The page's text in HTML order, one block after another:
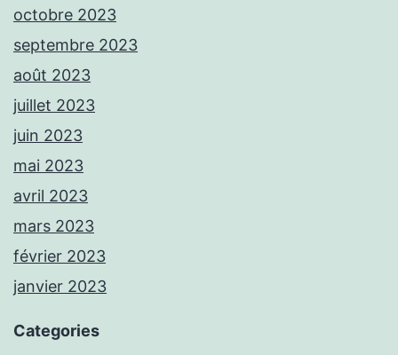
octobre 2023
septembre 2023
août 2023
juillet 2023
juin 2023
mai 2023
avril 2023
mars 2023
février 2023
janvier 2023
Categories